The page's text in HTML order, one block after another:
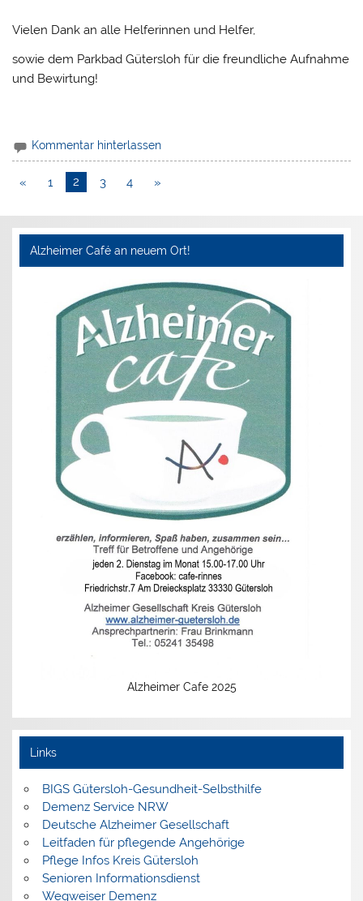
Vielen Dank an alle Helferinnen und Helfer,
sowie dem Parkbad Gütersloh für die freundliche Aufnahme
und Bewirtung!
Kommentar hinterlassen
« 1 2 3 4 »
Alzheimer Café an neuem Ort!
Alzheimer Cafe 2025
Links
BIGS Gütersloh-Gesundheit-Selbsthilfe
Demenz Service NRW
Deutsche Alzheimer Gesellschaft
Leitfaden für pflegende Angehörige
Pflege Infos Kreis Gütersloh
Senioren Informationsdienst
Wegweiser Demenz